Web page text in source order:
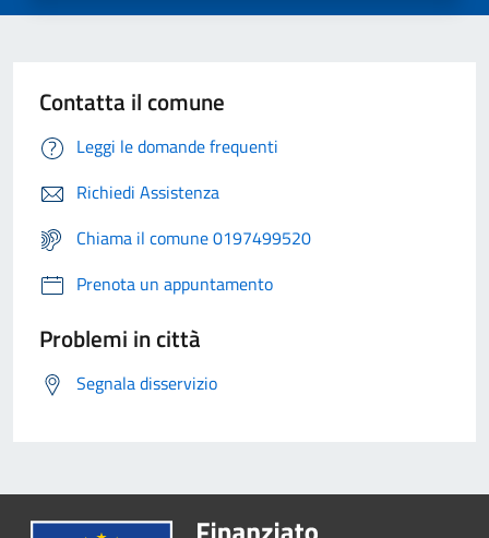
Contatta il comune
Leggi le domande frequenti
Richiedi Assistenza
Chiama il comune 0197499520
Prenota un appuntamento
Problemi in città
Segnala disservizio